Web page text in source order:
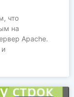
что
на
Apache.
и